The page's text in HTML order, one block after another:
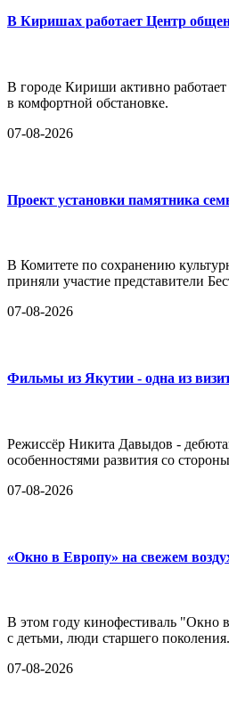
В Киришах работает Центр
В городе Кириши активно
в комфортной обстановке.
07-08-2026
Проект установки памятника
В Комитете по сохранению
приняли участие представители
07-08-2026
Фильмы из Якутии - одна из
Режиссёр Никита Давыдов -
особенностями развития со
07-08-2026
«Окно в Европу» на свежем
В этом году кинофестиваль "Окно
с детьми, люди старшего
07-08-2026